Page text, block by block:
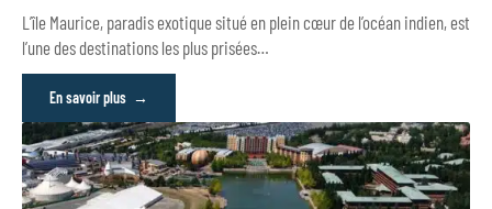
L’île Maurice, paradis exotique situé en plein cœur de l’océan indien, est
l’une des destinations les plus prisées…
En savoir plus